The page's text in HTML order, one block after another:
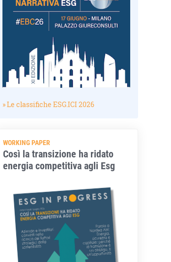
» Le classifiche ESG.ICI 2026
WORKING PAPER
Così la transizione ha ridato
energia competitiva agli Esg